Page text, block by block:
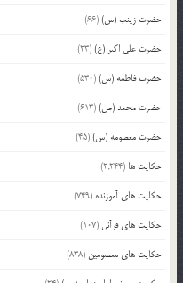
حضرت زینب (س)(66)
حضرت علی اکبر (ع)(23)
حضرت فاطمه (س)(530)
حضرت محمد (ص)(613)
حضرت معصومه (س)(45)
حکایت ها (2,244)
حکایت های آموزنده (749)
حکایت های قرآنی (107)
حکایت های معصومین (838)